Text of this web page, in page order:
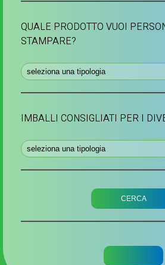
QUALE PRODOTTO VUOI
STAMPARE?
IMBALLI CONSIGLIATI PER I